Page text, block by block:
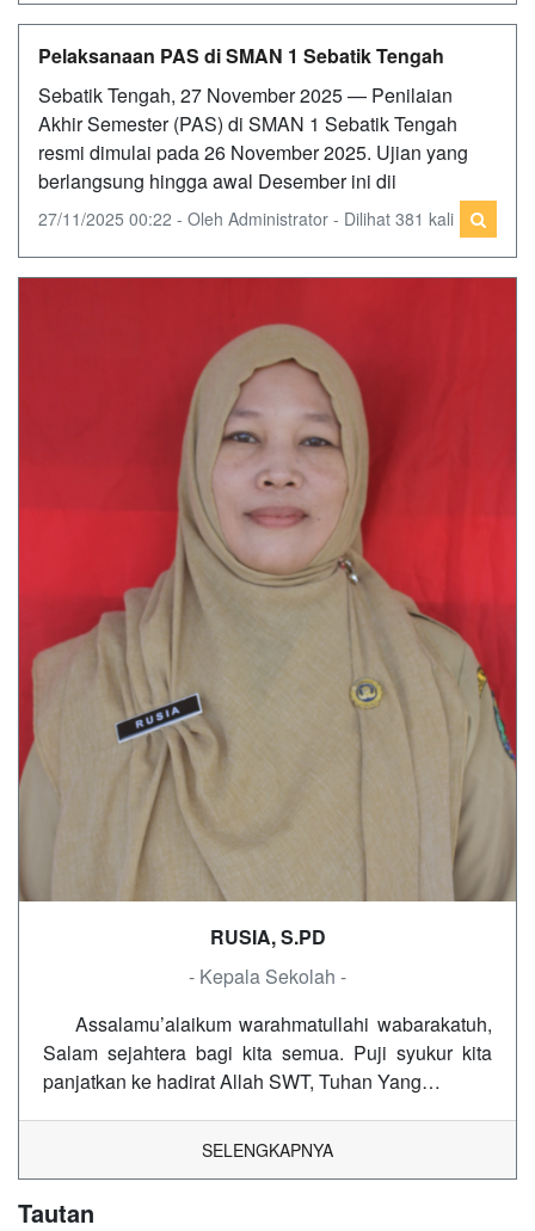
Pelaksanaan PAS di SMAN 1 Sebatik Tengah
Sebatik Tengah, 27 November 2025 — Penilaian
Akhir Semester (PAS) di SMAN 1 Sebatik Tengah
resmi dimulai pada 26 November 2025. Ujian yang
berlangsung hingga awal Desember ini dii
27/11/2025 00:22 - Oleh Administrator - Dilihat 381 kali
RUSIA, S.PD
- Kepala Sekolah -
Assalamu’alaikum warahmatullahi wabarakatuh,
Salam sejahtera bagi kita semua. Puji syukur kita
panjatkan ke hadirat Allah SWT, Tuhan Yang…
SELENGKAPNYA
Tautan